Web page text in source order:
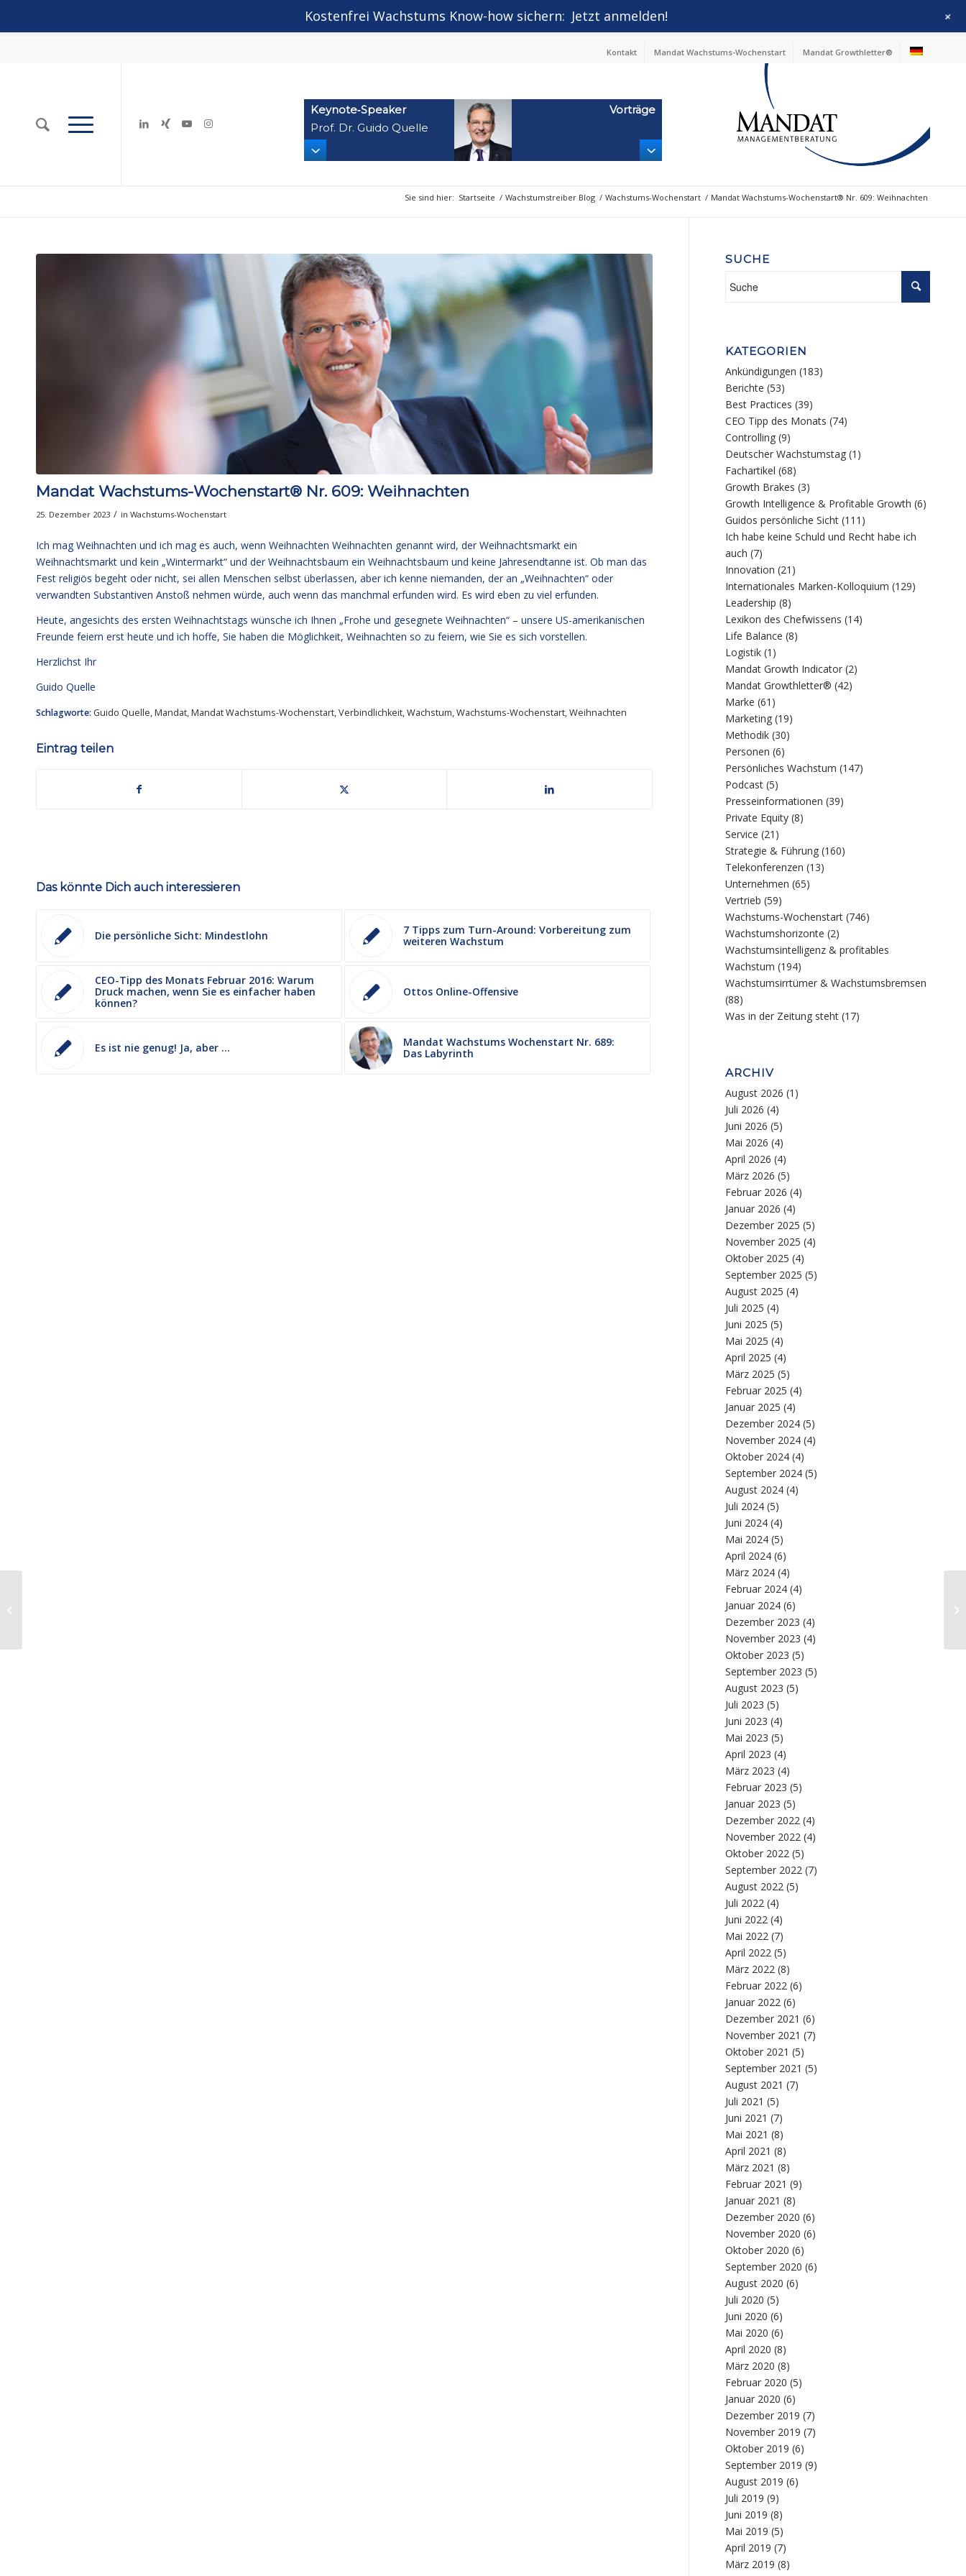
Kontakt Mandat Wachstums-Wochenstart Mandat Growthletter®
Keynote‑Speaker
Prof. Dr. Guido Quelle
Vorträge
Sie sind hier: Startseite / Wachstumstreiber Blog / Wachstums-Wochenstart / Mandat Wachstums-Wochenstart® Nr. 609: Weihnachten
Mandat Wachstums-Wochenstart® Nr. 609: Weihnachten
25. Dezember 2023 / in Wachstums-Wochenstart
Ich mag Weihnachten und ich mag es auch, wenn Weihnachten Weihnachten genannt wird, der Weihnachtsmarkt ein
Weihnachtsmarkt und kein „Wintermarkt“ und der Weihnachtsbaum ein Weihnachtsbaum und keine Jahresendtanne ist. Ob man das
Fest religiös begeht oder nicht, sei allen Menschen selbst überlassen, aber ich kenne niemanden, der an „Weihnachten“ oder
verwandten Substantiven Anstoß nehmen würde, auch wenn das manchmal erfunden wird. Es wird eben zu viel erfunden.
Heute, angesichts des ersten Weihnachtstags wünsche ich Ihnen „Frohe und gesegnete Weihnachten“ – unsere US-amerikanischen
Freunde feiern erst heute und ich hoffe, Sie haben die Möglichkeit, Weihnachten so zu feiern, wie Sie es sich vorstellen.
Herzlichst Ihr
Guido Quelle
Schlagworte: Guido Quelle,Mandat,Mandat Wachstums-Wochenstart,Verbindlichkeit,Wachstum,Wachstums-Wochenstart,Weihnachten
Eintrag teilen
Das könnte Dich auch interessieren
Die persönliche Sicht: Mindestlohn
7 Tipps zum Turn-Around: Vorbereitung zum
weiteren Wachstum
CEO-Tipp des Monats Februar 2016: Warum
Druck machen, wenn Sie es einfacher haben
können?
Ottos Online-Offensive
Es ist nie genug! Ja, aber …
Mandat Wachstums Wochenstart Nr. 689:
Das Labyrinth
SUCHE
KATEGORIEN
Ankündigungen (183)
Berichte (53)
Best Practices (39)
CEO Tipp des Monats (74)
Controlling (9)
Deutscher Wachstumstag (1)
Fachartikel (68)
Growth Brakes (3)
Growth Intelligence & Profitable Growth (6)
Guidos persönliche Sicht (111)
Ich habe keine Schuld und Recht habe ich
auch (7)
Innovation (21)
Internationales Marken-Kolloquium (129)
Leadership (8)
Lexikon des Chefwissens (14)
Life Balance (8)
Logistik (1)
Mandat Growth Indicator (2)
Mandat Growthletter® (42)
Marke (61)
Marketing (19)
Methodik (30)
Personen (6)
Persönliches Wachstum (147)
Podcast (5)
Presseinformationen (39)
Private Equity (8)
Service (21)
Strategie & Führung (160)
Telekonferenzen (13)
Unternehmen (65)
Vertrieb (59)
Wachstums-Wochenstart (746)
Wachstumshorizonte (2)
Wachstumsintelligenz & profitables
Wachstum (194)
Wachstumsirrtümer & Wachstumsbremsen
(88)
Was in der Zeitung steht (17)
ARCHIV
August 2026 (1)
Juli 2026 (4)
Juni 2026 (5)
Mai 2026 (4)
April 2026 (4)
März 2026 (5)
Februar 2026 (4)
Januar 2026 (4)
Dezember 2025 (5)
November 2025 (4)
Oktober 2025 (4)
September 2025 (5)
August 2025 (4)
Juli 2025 (4)
Juni 2025 (5)
Mai 2025 (4)
April 2025 (4)
März 2025 (5)
Februar 2025 (4)
Januar 2025 (4)
Dezember 2024 (5)
November 2024 (4)
Oktober 2024 (4)
September 2024 (5)
August 2024 (4)
Juli 2024 (5)
Juni 2024 (4)
Mai 2024 (5)
April 2024 (6)
März 2024 (4)
Februar 2024 (4)
Januar 2024 (6)
Dezember 2023 (4)
November 2023 (4)
Oktober 2023 (5)
September 2023 (5)
August 2023 (5)
Juli 2023 (5)
Juni 2023 (4)
Mai 2023 (5)
April 2023 (4)
März 2023 (4)
Februar 2023 (5)
Januar 2023 (5)
Dezember 2022 (4)
November 2022 (4)
Oktober 2022 (5)
September 2022 (7)
August 2022 (5)
Juli 2022 (4)
Juni 2022 (4)
Mai 2022 (7)
April 2022 (5)
März 2022 (8)
Februar 2022 (6)
Januar 2022 (6)
Dezember 2021 (6)
November 2021 (7)
Oktober 2021 (5)
September 2021 (5)
August 2021 (7)
Juli 2021 (5)
Juni 2021 (7)
Mai 2021 (8)
April 2021 (8)
März 2021 (8)
Februar 2021 (9)
Januar 2021 (8)
Dezember 2020 (6)
November 2020 (6)
Oktober 2020 (6)
September 2020 (6)
August 2020 (6)
Juli 2020 (5)
Juni 2020 (6)
Mai 2020 (6)
April 2020 (8)
März 2020 (8)
Februar 2020 (5)
Januar 2020 (6)
Dezember 2019 (7)
November 2019 (7)
Oktober 2019 (6)
September 2019 (9)
August 2019 (6)
Juli 2019 (9)
Juni 2019 (8)
Mai 2019 (5)
April 2019 (7)
März 2019 (8)
Kostenfrei Wachstums Know-how sichern: Jetzt anmelden! +